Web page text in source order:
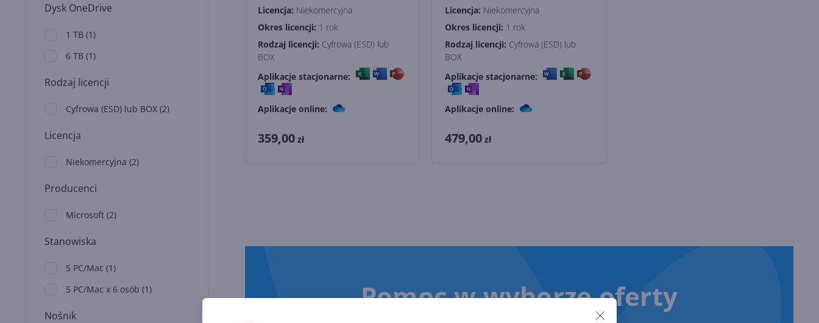
Dysk OneDrive
1 TB (1)
6 TB (1)
Rodzaj licencji
Cyfrowa (ESD) lub BOX (2)
Licencja
Niekomercyjna (2)
Producenci
Microsoft (2)
Stanowiska
5 PC/Mac (1)
5 PC/Mac x 6 osób (1)
Nośnik
Licencja: Niekomercyjna
Okres licencji: 1 rok
Rodzaj licencji: Cyfrowa (ESD) lub
BOX
Aplikacje stacjonarne:
Aplikacje online:
359,00 zł
Licencja: Niekomercyjna
Okres licencji: 1 rok
Rodzaj licencji: Cyfrowa (ESD) lub
BOX
Aplikacje stacjonarne:
Aplikacje online:
479,00 zł
Pomoc w wyborze oferty